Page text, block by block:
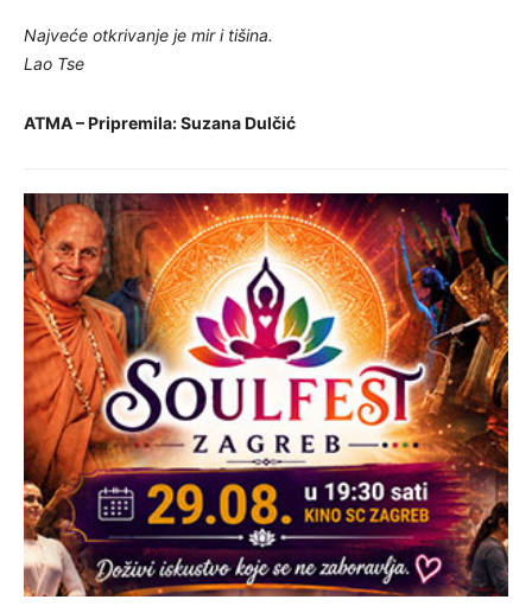
Najveće otkrivanje je mir i tišina.
Lao Tse
ATMA – Pripremila: Suzana Dulčić